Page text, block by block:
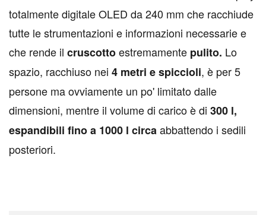
totalmente digitale OLED da 240 mm che racchiude
tutte le strumentazioni e informazioni necessarie e
che rende il cruscottoestremamente pulito. Lo
spazio, racchiuso nei 4 metri e spiccioli, è per 5
persone ma ovviamente un po' limitato dalle
dimensioni, mentre il volume di carico è di 300 l,
espandibili fino a 1000 l circaabbattendo i sedili
posteriori.